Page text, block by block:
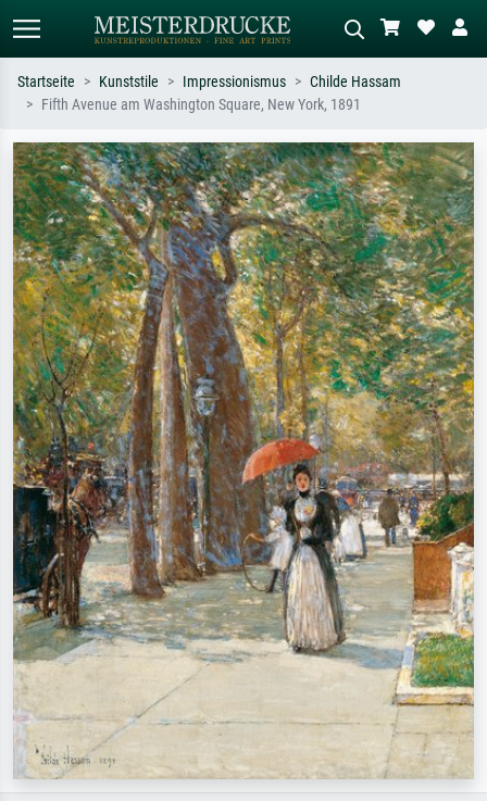
Suchen Sie nach Künstlern, Werktiteln
oder Stilen – z.B. Monet,
Sternennacht, Impressionismus, Welle
Hokusai, Akt.
Beschreiben Sie die Szene – z.B. Grüne
Wiese, Abstrakt mit viel Rot, Dunkles
Ölgemälde, Stehender Akt neben einem
Baum.
Startseite Kunststile Impressionismus
Childe Hassam
Fifth Avenue am Washington Square, New York, 1891